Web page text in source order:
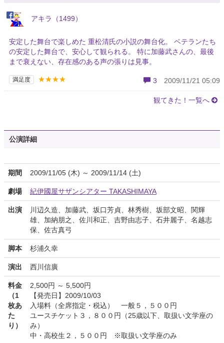
アキラ（1499）
安定した舞台で楽しめた 重松清氏の小説の舞台化。 ベテランたち
の安定した舞台で、安心して観られる。 特に加藤武さんの、最後
まで衰えない、存在感のある声の張りは見事。
満足度 ★★★★ 3 2009/11/21 05:09
観てきた！一覧へ
公演詳細
期間 2009/11/05 (木) ～ 2009/11/14 (土)
劇場 紀伊國屋サザンシアター TAKASHIMAYA
出演
川辺久造、加藤武、坂口芳貞、林秀樹、坂部文昭、関輝
雄、加納朋之、佐川和正、吉野由志子、石井麗子、名越志
保、佐古真弓
脚本 杉浦久幸
演出 西川信廣
料金
（1
枚あ
た
り）
2,500円 ～ 5,500円
【発売日】2009/10/03
入場料（全席指定・税込） 一般５，５００円
ユースチケット３，８００円（25歳以下、取扱い文学座の
み）
中・高校生２，５００円 ※取扱い文学座のみ